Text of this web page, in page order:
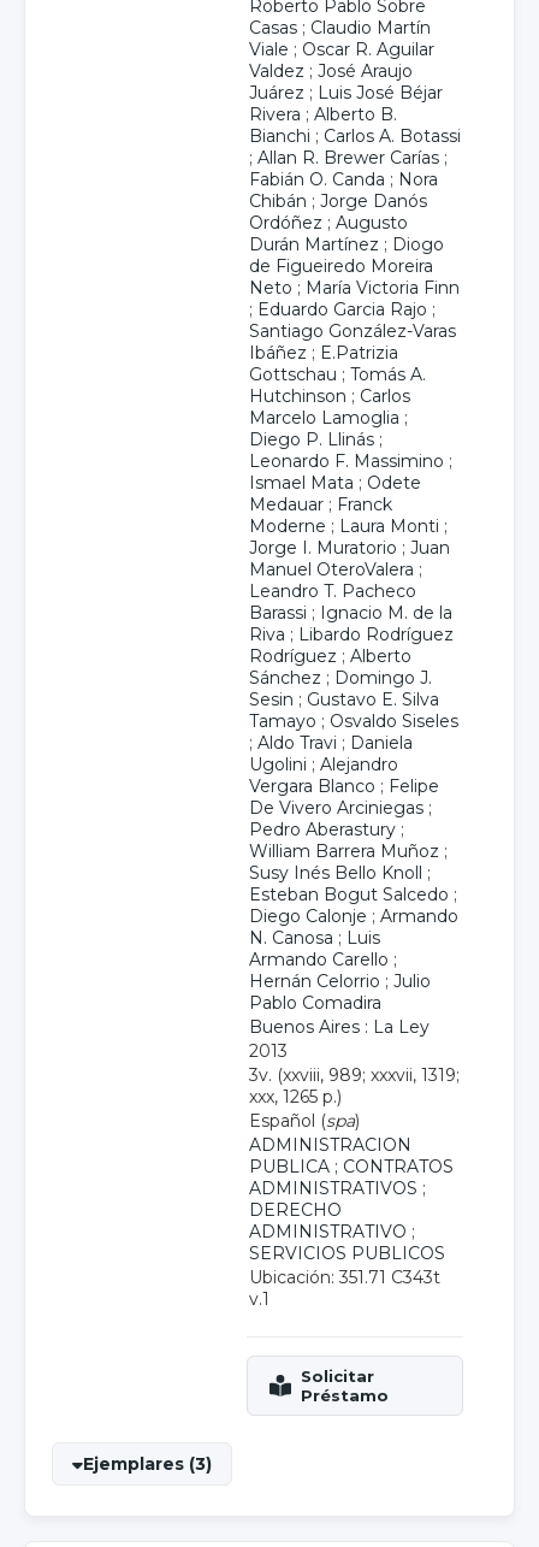
Roberto Pablo Sobre
Casas ; Claudio Martín
Viale ; Oscar R. Aguilar
Valdez ; José Araujo
Juárez ; Luis José Béjar
Rivera ; Alberto B.
Bianchi ; Carlos A. Botassi
; Allan R. Brewer Carías ;
Fabián O. Canda ; Nora
Chibán ; Jorge Danós
Ordóñez ; Augusto
Durán Martínez ; Diogo
de Figueiredo Moreira
Neto ; María Victoria Finn
; Eduardo Garcia Rajo ;
Santiago González-Varas
Ibáñez ; E.Patrizia
Gottschau ; Tomás A.
Hutchinson ; Carlos
Marcelo Lamoglia ;
Diego P. Llinás ;
Leonardo F. Massimino ;
Ismael Mata ; Odete
Medauar ; Franck
Moderne ; Laura Monti ;
Jorge I. Muratorio ; Juan
Manuel OteroValera ;
Leandro T. Pacheco
Barassi ; Ignacio M. de la
Riva ; Libardo Rodríguez
Rodríguez ; Alberto
Sánchez ; Domingo J.
Sesin ; Gustavo E. Silva
Tamayo ; Osvaldo Siseles
; Aldo Travi ; Daniela
Ugolini ; Alejandro
Vergara Blanco ; Felipe
De Vivero Arciniegas ;
Pedro Aberastury ;
William Barrera Muñoz ;
Susy Inés Bello Knoll ;
Esteban Bogut Salcedo ;
Diego Calonje ; Armando
N. Canosa ; Luis
Armando Carello ;
Hernán Celorrio ; Julio
Pablo Comadira
Buenos Aires : La Ley
2013
3v. (xxviii, 989; xxxvii, 1319;
xxx, 1265 p.)
Español (spa)
ADMINISTRACION
PUBLICA ; CONTRATOS
ADMINISTRATIVOS ;
DERECHO
ADMINISTRATIVO ;
SERVICIOS PUBLICOS
Ubicación: 351.71 C343t
v.1
Ejemplares (3)